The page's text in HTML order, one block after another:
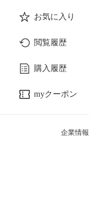
お気に入り
閲覧履歴
購入履歴
myクーポン
企業情報